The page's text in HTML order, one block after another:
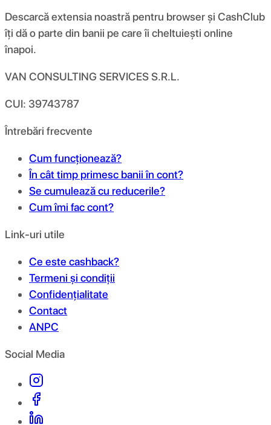
Descarcă extensia noastră pentru browser și CashClub
îți dă o parte din banii pe care îi cheltuiești online
înapoi.
VAN CONSULTING SERVICES S.R.L.
CUI: 39743787
Întrebări frecvente
Cum funcționează?
În cât timp primesc banii în cont?
Se cumulează cu reducerile?
Cum îmi fac cont?
Link-uri utile
Ce este cashback?
Termeni și condiții
Confidențialitate
Contact
ANPC
Social Media